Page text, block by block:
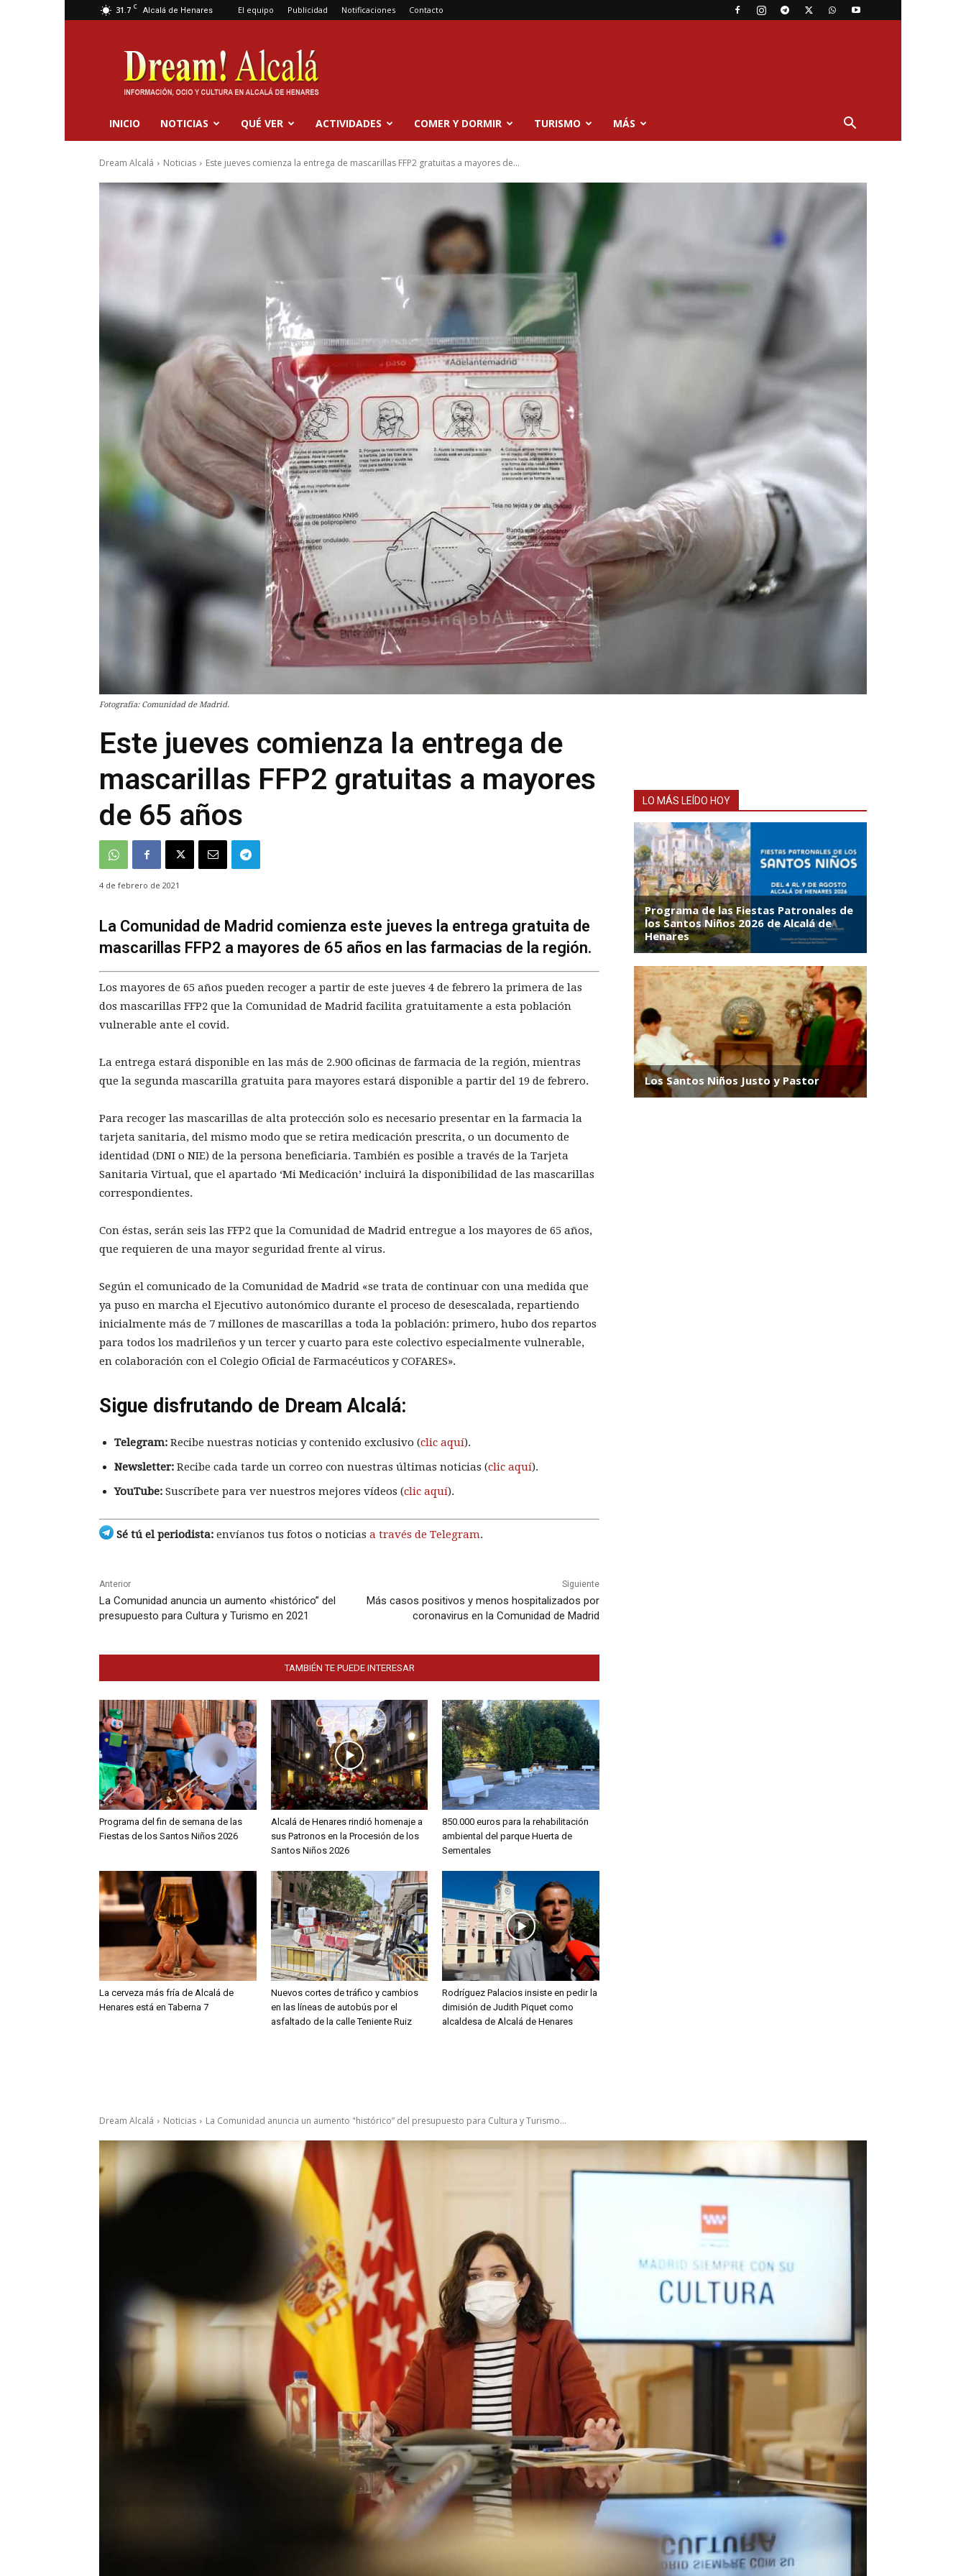
31.7 C Alcalá de Henares El equipo Publicidad Notificaciones Contacto
Dream
Alcalá
INICIO NOTICIAS QUÉ VER ACTIVIDADES COMER Y DORMIR TURISMO MÁS
Dream Alcalá Noticias Este jueves comienza la entrega de mascarillas FFP2 gratuitas a mayores de...
Fotografía: Comunidad de Madrid.
Este jueves comienza la entrega de
mascarillas FFP2 gratuitas a mayores
de 65 años
4 de febrero de 2021
La Comunidad de Madrid comienza este jueves la entrega gratuita de
mascarillas FFP2 a mayores de 65 años en las farmacias de la región.
Los mayores de 65 años pueden recoger a partir de este jueves 4 de febrero la primera de las
dos mascarillas FFP2 que la Comunidad de Madrid facilita gratuitamente a esta población
vulnerable ante el covid.
La entrega estará disponible en las más de 2.900 oficinas de farmacia de la región, mientras
que la segunda mascarilla gratuita para mayores estará disponible a partir del 19 de febrero.
Para recoger las mascarillas de alta protección solo es necesario presentar en la farmacia la
tarjeta sanitaria, del mismo modo que se retira medicación prescrita, o un documento de
identidad (DNI o NIE) de la persona beneficiaria. También es posible a través de la Tarjeta
Sanitaria Virtual, que el apartado ‘Mi Medicación’ incluirá la disponibilidad de las mascarillas
correspondientes.
Con éstas, serán seis las FFP2 que la Comunidad de Madrid entregue a los mayores de 65 años,
que requieren de una mayor seguridad frente al virus.
Según el comunicado de la Comunidad de Madrid «se trata de continuar con una medida que
ya puso en marcha el Ejecutivo autonómico durante el proceso de desescalada, repartiendo
inicialmente más de 7 millones de mascarillas a toda la población: primero, hubo dos repartos
para todos los madrileños y un tercer y cuarto para este colectivo especialmente vulnerable,
en colaboración con el Colegio Oficial de Farmacéuticos y COFARES».
Sigue disfrutando de Dream Alcalá:
Telegram: Recibe nuestras noticias y contenido exclusivo (clic aquí).
Newsletter: Recibe cada tarde un correo con nuestras últimas noticias (clic aquí).
YouTube: Suscríbete para ver nuestros mejores vídeos (clic aquí).
Sé tú el periodista: envíanos tus fotos o noticias a través de Telegram.
Anterior
La Comunidad anuncia un aumento «histórico” del
presupuesto para Cultura y Turismo en 2021
Siguiente
Más casos positivos y menos hospitalizados por
coronavirus en la Comunidad de Madrid
TAMBIÉN TE PUEDE INTERESAR
Programa del fin de semana de las
Fiestas de los Santos Niños 2026
Alcalá de Henares rindió homenaje a
sus Patronos en la Procesión de los
Santos Niños 2026
850.000 euros para la rehabilitación
ambiental del parque Huerta de
Sementales
La cerveza más fría de Alcalá de
Henares está en Taberna 7
Nuevos cortes de tráfico y cambios
en las líneas de autobús por el
asfaltado de la calle Teniente Ruiz
Rodríguez Palacios insiste en pedir la
dimisión de Judith Piquet como
alcaldesa de Alcalá de Henares
LO MÁS LEÍDO HOY